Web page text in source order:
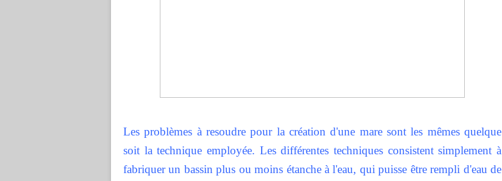
Les problèmes à resoudre pour la création d'une mare sont les mêmes quelque
soit la technique employée. Les différentes techniques consistent simplement à
fabriquer un bassin plus ou moins étanche à l'eau, qui puisse être rempli d'eau de